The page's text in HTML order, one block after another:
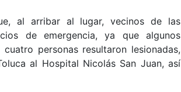
al arribar al lugar, vecinos de las
de emergencia, ya que algunos
personas resultaron lesionadas,
al Hospital Nicolás San Juan, así